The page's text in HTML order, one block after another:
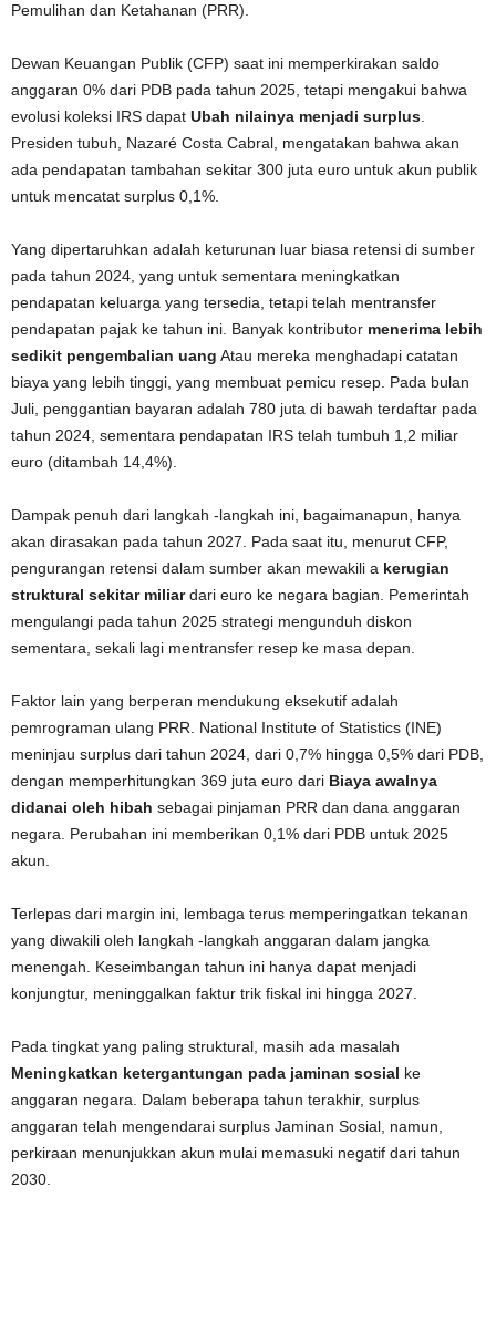
Pemulihan dan Ketahanan (PRR).
Dewan Keuangan Publik (CFP) saat ini memperkirakan saldo
anggaran 0% dari PDB pada tahun 2025, tetapi mengakui bahwa
evolusi koleksi IRS dapat Ubah nilainya menjadi surplus
Presiden tubuh, Nazaré Costa Cabral, mengatakan bahwa akan
ada pendapatan tambahan sekitar 300 juta euro untuk akun publik
untuk mencatat surplus 0,1%.
Yang dipertaruhkan adalah keturunan luar biasa retensi di sumber
pada tahun 2024, yang untuk sementara meningkatkan
pendapatan keluarga yang tersedia, tetapi telah mentransfer
pendapatan pajak ke tahun ini. Banyak kontributor menerima lebih
sedikit pengembalian uang Atau mereka menghadapi catatan
biaya yang lebih tinggi, yang membuat pemicu resep. Pada bulan
Juli, penggantian bayaran adalah 780 juta di bawah terdaftar pada
tahun 2024, sementara pendapatan IRS telah tumbuh 1,2 miliar
euro (ditambah 14,4%).
Dampak penuh dari langkah -langkah ini, bagaimanapun, hanya
akan dirasakan pada tahun 2027. Pada saat itu, menurut CFP,
pengurangan retensi dalam sumber akan mewakili a kerugian
struktural sekitar miliardari euro ke negara bagian. Pemerintah
mengulangi pada tahun 2025 strategi mengunduh diskon
sementara, sekali lagi mentransfer resep ke masa depan.
Faktor lain yang berperan mendukung eksekutif adalah
pemrograman ulang PRR. National Institute of Statistics (INE)
meninjau surplus dari tahun 2024, dari 0,7% hingga 0,5% dari PDB,
dengan memperhitungkan 369 juta euro dari Biaya awalnya
didanai oleh hibah sebagai pinjaman PRR dan dana anggaran
negara. Perubahan ini memberikan 0,1% dari PDB untuk 2025
akun.
Terlepas dari margin ini, lembaga terus memperingatkan tekanan
yang diwakili oleh langkah -langkah anggaran dalam jangka
menengah. Keseimbangan tahun ini hanya dapat menjadi
konjungtur, meninggalkan faktur trik fiskal ini hingga 2027.
Pada tingkat yang paling struktural, masih ada masalah
Meningkatkan ketergantungan pada jaminan sosial ke
anggaran negara. Dalam beberapa tahun terakhir, surplus
anggaran telah mengendarai surplus Jaminan Sosial, namun,
perkiraan menunjukkan akun mulai memasuki negatif dari tahun
2030.